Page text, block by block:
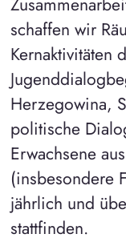
schaffen wir
Kernaktivitäten
Herzegowina,
politische
Erwachsene
(insbesondere
jährlich und
stattfinden.